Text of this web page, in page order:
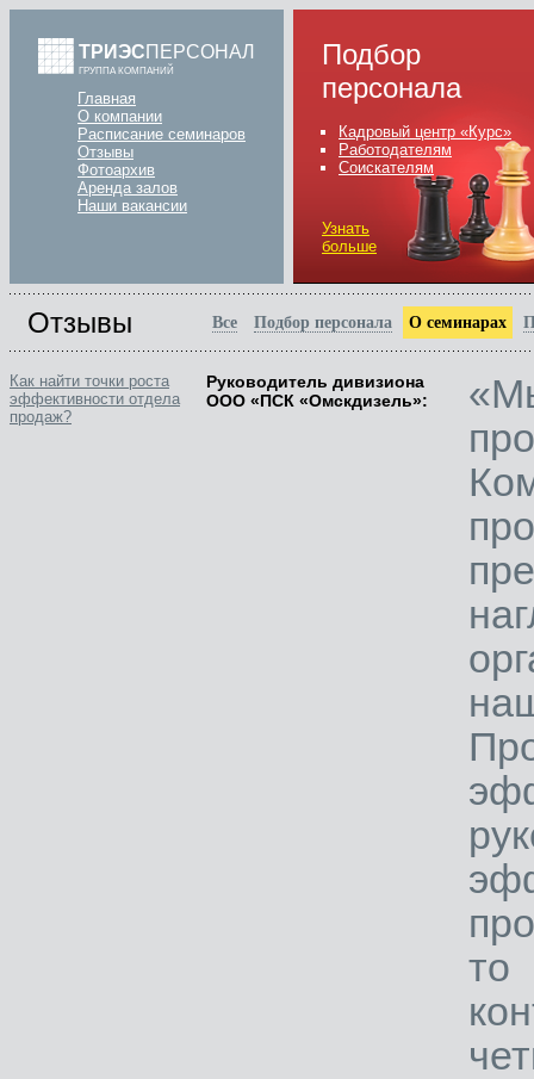
ТРИЭСПЕРСОНАЛ
ГРУППА КОМПАНИЙ
Главная
О компании
Расписание семинаров
Отзывы
Фотоархив
Аренда залов
Наши вакансии
Подбор
персонала
Кадровый центр «Курс»
Работодателям
Соискателям
Узнать
больше
Отзывы Все Подбор персонала О семинарах
Как найти точки роста
эффективности отдела
продаж?
Руководитель дивизиона
ООО «ПСК «Омскдизель»:
то